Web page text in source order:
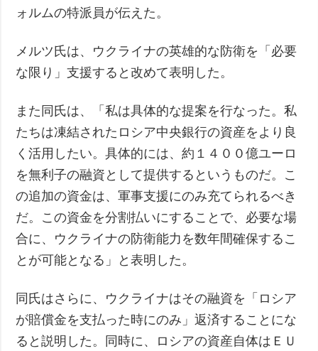
ォルムの特派員が伝えた。
メルツ氏は、ウクライナの英雄的な防衛を「必要
な限り」支援すると改めて表明した。
また同氏は、「私は具体的な提案を行なった。私
たちは凍結されたロシア中央銀行の資産をより良
く活用したい。具体的には、約１４００億ユーロ
を無利子の融資として提供するというものだ。こ
の追加の資金は、軍事支援にのみ充てられるべき
だ。この資金を分割払いにすることで、必要な場
合に、ウクライナの防衛能力を数年間確保するこ
とが可能となる」と表明した。
同氏はさらに、ウクライナはその融資を「ロシア
が賠償金を支払った時にのみ」返済することにな
ると説明した。同時に、ロシアの資産自体はＥＵ